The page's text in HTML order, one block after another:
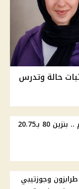
إثبات حالة وتدرس
أسعار الوقود في مصر اليوم .. بنزين 80 بـ20.75
وجوزتيبي